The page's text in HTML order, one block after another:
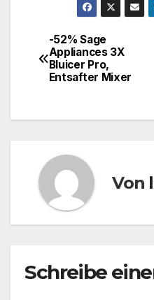
-52% Sage
Appliances 3X
Bluicer Pro,
Entsafter Mixer
Von
Schreibe